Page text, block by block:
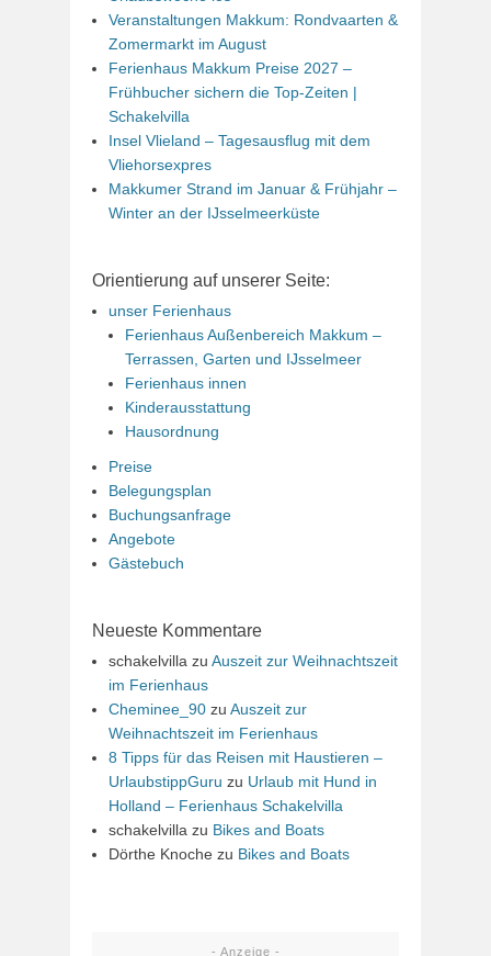
Veranstaltungen Makkum: Rondvaarten &
Zomermarkt im August
Ferienhaus Makkum Preise 2027 –
Frühbucher sichern die Top-Zeiten |
Schakelvilla
Insel Vlieland – Tagesausflug mit dem
Vliehorsexpres
Makkumer Strand im Januar & Frühjahr –
Winter an der IJsselmeerküste
Orientierung auf unserer Seite:
unser Ferienhaus
Ferienhaus Außenbereich Makkum –
Terrassen, Garten und IJsselmeer
Ferienhaus innen
Kinderausstattung
Hausordnung
Preise
Belegungsplan
Buchungsanfrage
Angebote
Gästebuch
Neueste Kommentare
schakelvilla zu Auszeit zur Weihnachtszeit
im Ferienhaus
Cheminee_90 zu Auszeit zur
Weihnachtszeit im Ferienhaus
8 Tipps für das Reisen mit Haustieren –
UrlaubstippGuru zu Urlaub mit Hund in
Holland – Ferienhaus Schakelvilla
schakelvilla zu Bikes and Boats
Dörthe Knoche zu Bikes and Boats
- Anzeige -